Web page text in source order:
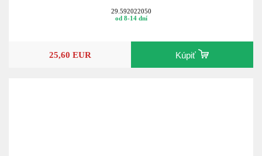
29.592022050
od 8-14 dní
25,60 EUR Kúpiť